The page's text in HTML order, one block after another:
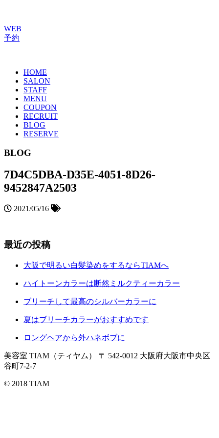
WEB
予約
HOME
SALON
STAFF
MENU
COUPON
RECRUIT
BLOG
RESERVE
BLOG
7D4C5DBA-D35E-4051-8D26-
9452847A2503
2021/05/16
最近の投稿
大阪で明るい白髪染めをするならTIAMへ
ハイトーンカラーは断然ミルクティーカラー
ブリーチして最高のシルバーカラーに
夏はブリーチカラーがおすすめです
ロングヘアから外ハネボブに
美容室 TIAM（ティヤム）
〒 542-0012 大阪府大阪市中央区
谷町7-2-7
© 2018 TIAM